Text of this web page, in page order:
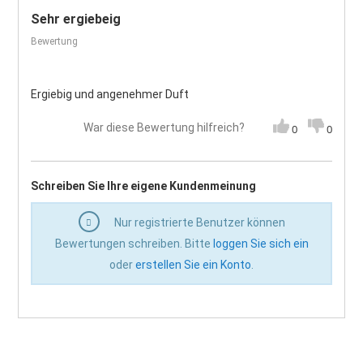
Sehr ergiebeig
Bewertung
Ergiebig und angenehmer Duft
War diese Bewertung hilfreich? 0 0
Schreiben Sie Ihre eigene Kundenmeinung
Nur registrierte Benutzer können
Bewertungen schreiben. Bitte loggen Sie sich ein
odererstellen Sie ein Konto.